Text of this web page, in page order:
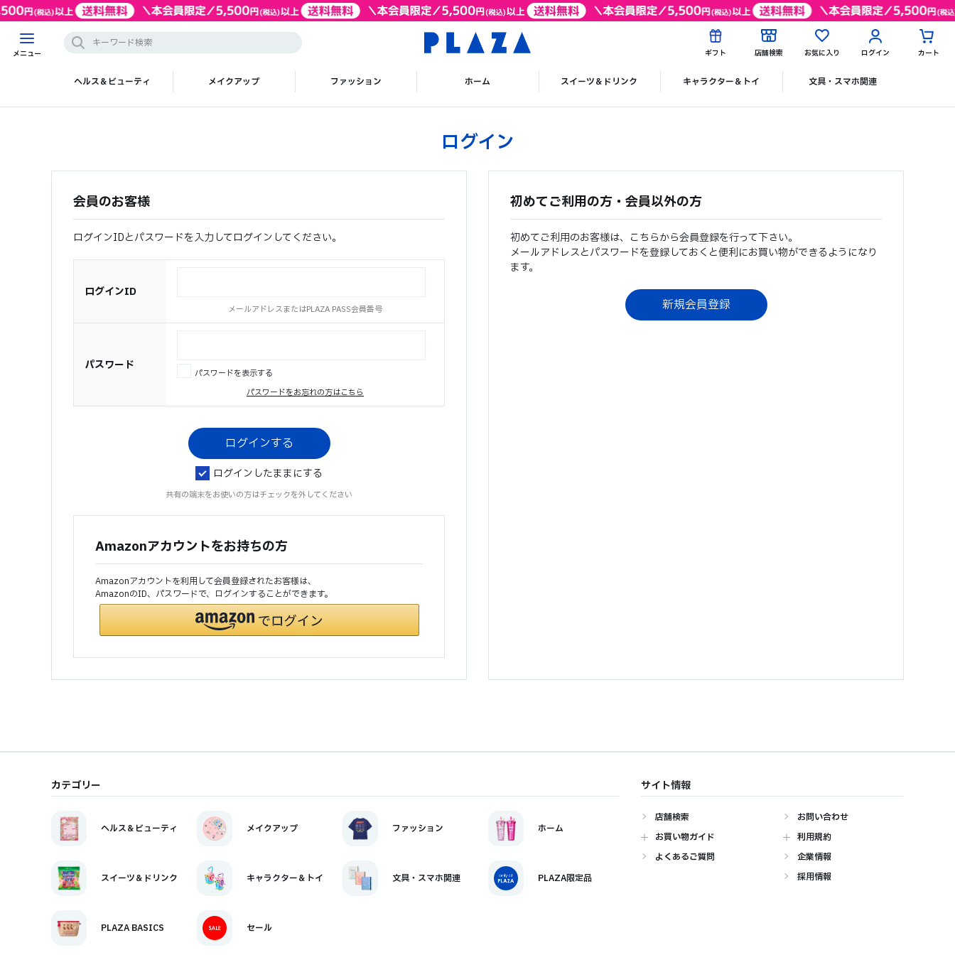
メニュー ギフト 店舗検索 お気に入り ログイン カート
ヘルス＆ビューティ メイクアップ ファッション ホーム スイーツ＆ドリンク キャラクター＆トイ 文具・スマホ関連
ログイン
会員のお客様
ログインIDとパスワードを入力してログインしてください。
ログインID
メールアドレスまたはPLAZA PASS会員番号
パスワード
パスワードを表示する
パスワードをお忘れの方はこちら
ログインしたままにする
共有の端末をお使いの方はチェックを外してください
Amazonアカウントをお持ちの方
Amazonアカウントを利用して会員登録されたお客様は、
AmazonのID、パスワードで、ログインすることができます。
初めてご利用の方・会員以外の方
初めてご利用のお客様は、こちらから会員登録を行って下さい。
メールアドレスとパスワードを登録しておくと便利にお買い物ができるようになり
ます。
カテゴリー
ヘルス＆ビューティ メイクアップ ファッション ホーム
スイーツ＆ドリンク キャラクター＆トイ 文具・スマホ関連 PLAZA限定品
PLAZA BASICS セール
サイト情報
店舗検索
お買い物ガイド
よくあるご質問
お問い合わせ
利用規約
企業情報
採用情報